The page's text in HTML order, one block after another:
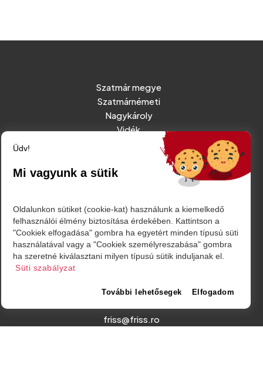
Szatmár megye
Szatmárnémeti
Nagykároly
Vidék
Sport
RÓLUNK
IMPRESSZUM
ADATVÉDELMI TÁJÉKOZTATÓ
MÉDIAAJÁNLAT - REKLÁMOK
Amurgului utca 2. szám, Szatmárnémeti
friss@friss.ro
Üdv!
Mi vagyunk a sütik
Oldalunkon sütiket (cookie-kat) használunk a kiemelkedő
felhasználói élmény biztosítása érdekében. Kattintson a
"Cookiek elfogadása" gombra ha egyetért minden típusú süti
használatával vagy a "Cookiek személyreszabása" gombra
ha szeretné kiválasztani milyen típusú sütik induljanak el.
Süti szabályzat
További lehetősegek Elfogadom